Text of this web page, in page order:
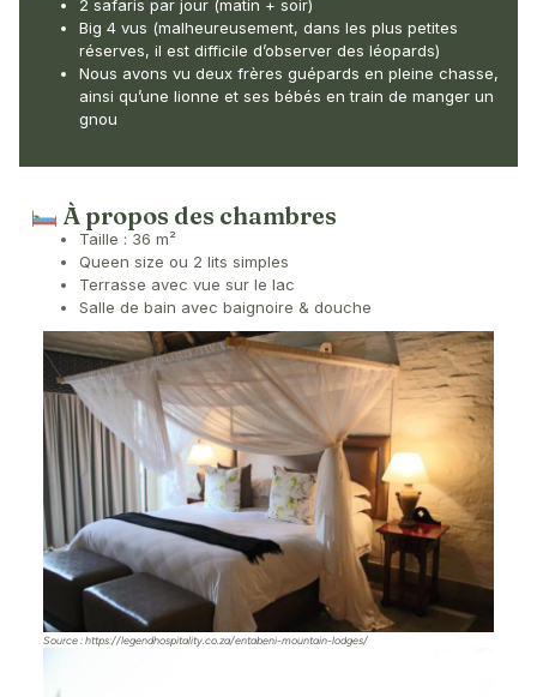
2 safaris par jour (matin + soir)
Big 4 vus (malheureusement, dans les plus petites
réserves, il est difficile d’observer des léopards)
Nous avons vu deux frères guépards en pleine chasse,
ainsi qu’une lionne et ses bébés en train de manger un
gnou
À propos des chambres
Taille : 36 m²
Queen size ou 2 lits simples
Terrasse avec vue sur le lac
Salle de bain avec baignoire & douche
Source : https://legendhospitality.co.za/entabeni-mountain-lodges/